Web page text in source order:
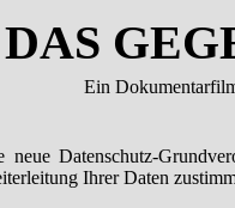
DAS
Ein
neue Datenschutz-
Ihrer Daten